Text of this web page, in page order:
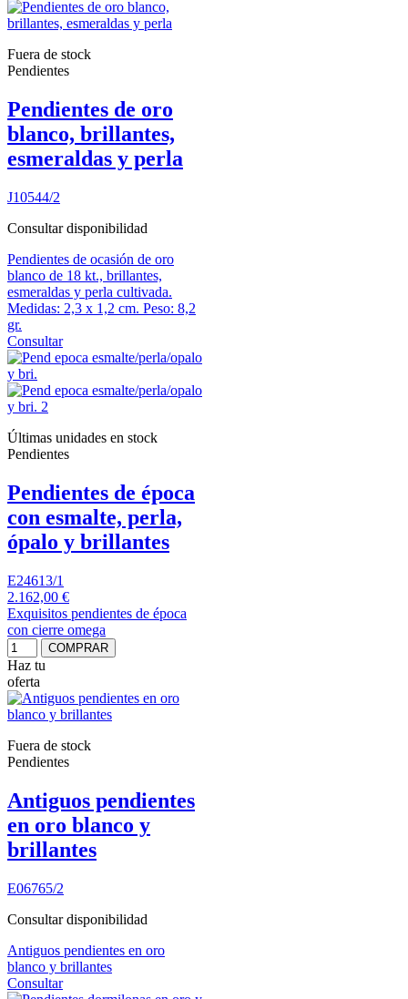
Fuera de stock
Pendientes
Pendientes de oro
blanco, brillantes,
esmeraldas y perla
J10544/2
Consultar disponibilidad
Pendientes de ocasión de oro
blanco de 18 kt., brillantes,
esmeraldas y perla cultivada.
Medidas: 2,3 x 1,2 cm. Peso: 8,2
gr.
Consultar
Últimas unidades en stock
Pendientes
Pendientes de época
con esmalte, perla,
ópalo y brillantes
E24613/1
2.162,00 €
Exquisitos pendientes de época
con cierre omega
COMPRAR
Haz tu
oferta
Fuera de stock
Pendientes
Antiguos pendientes
en oro blanco y
brillantes
E06765/2
Consultar disponibilidad
Antiguos pendientes en oro
blanco y brillantes
Consultar